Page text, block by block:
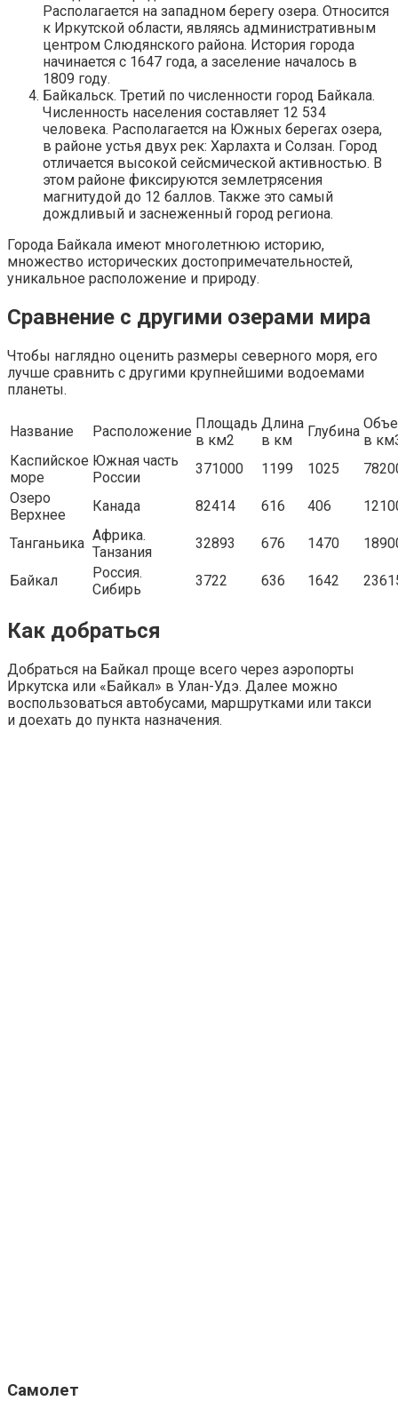
Располагается на западном берегу озера. Относится
к Иркутской области, являясь административным
центром Слюдянского района. История города
начинается с 1647 года, а заселение началось в
1809 году.
Байкальск. Третий по численности город Байкала.
Численность населения составляет 12 534
человека. Располагается на Южных берегах озера,
в районе устья двух рек: Харлахта и Солзан. Город
отличается высокой сейсмической активностью. В
этом районе фиксируются землетрясения
магнитудой до 12 баллов. Также это самый
дождливый и заснеженный город региона.
Города Байкала имеют многолетнюю историю,
множество исторических достопримечательностей,
уникальное расположение и природу.
Сравнение с другими озерами мира
Чтобы наглядно оценить размеры северного моря, его
лучше сравнить с другими крупнейшими водоемами
планеты.
Название Расположение Площадь
в км2
Длина
в км
Глубина
в
Каспийское
море
Южная часть
России
371000 1199 1025
Озеро
Верхнее
Канада 82414 616 406
Танганьика Африка.
Танзания
32893 676 1470
Байкал
Россия.
Сибирь
3722 636 1642
Как добраться
Добраться на Байкал проще всего через аэропорты
Иркутска или «Байкал» в Улан-Удэ. Далее можно
воспользоваться автобусами, маршрутками или такси
и доехать до пункта назначения.
Самолет